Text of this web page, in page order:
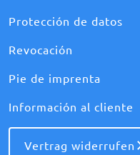
Protección de datos
Revocación
Pie de imprenta
Información al cliente
Vertrag widerrufen